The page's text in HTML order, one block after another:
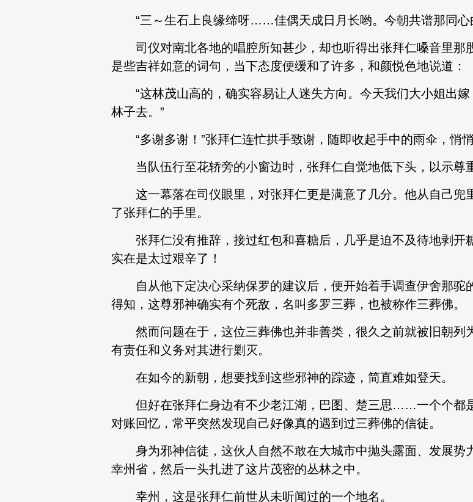
“三～生石上良缘缔呀……佳偶天成日月长哟。今朝共谱那同心
司仪对南北各地的唱腔所知甚少，却也听得出张拜仁嗓音里那
是些吉祥如意的词句，当下态度便缓和了许多，和颜悦色地说道：
“这林茂山高的，确实容易让人迷失方向。今天我们大小姐出嫁
林子去。”
“多谢多谢！”张拜仁连忙拱手致谢，随即收起手中的雨伞，悄悄
当队伍行至花轿旁的小窗边时，张拜仁自觉地低下头，以示尊
这一幕落在司仪眼里，对张拜仁更是满意了几分。他从自己兜
了张拜仁的手里。
张拜仁没有推辞，接过红包和喜糖后，几乎是迫不及待地剥开
实在是太过艰辛了！
自从他下定决心采纳保罗的建议后，便开始着手调查伊舍那驼
得知，这尊邪神确实有个死敌，名叫多罗三葬，也被称作三葬佛。
然而问题在于，这位三葬佛也并非善类，很久之前就被旧朝列
有责任和义务对其进行剿灭。
在如今的新朝，想要找到这些邪神的踪迹，简直难如登天。
但好在张拜仁身边有不少老江湖，巴图、楚三思……一个个都
对账回忆，常平突然发现自己好像真的遇到过三葬佛的信徒。
身为邪神信徒，这伙人自然不敢在大城市中抛头露面、发展势
幸州省，然后一头扎进了这片茂密的丛林之中。
幸州，这是张拜仁前世从未听闻过的一个地名。